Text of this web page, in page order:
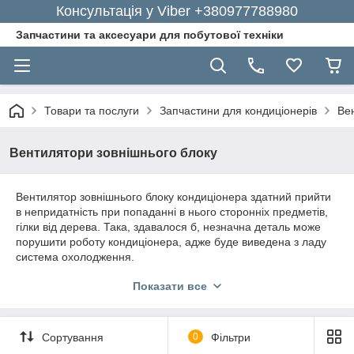
Консультація у Viber +380977788980
Запчастини та аксесуари для побутової техніки
Товари та послуги Запчастини для кондиціонерів
Вентилятори зовнішнього блоку
Вентилятор зовнішнього блоку кондиціонера здатний прийти
в непридатність при попаданні в нього сторонніх предметів,
гілки від дерева. Така, здавалося б, незначна деталь може
порушити роботу кондиціонера, адже буде виведена з ладу
система охолодження.
Вентилятор зовнішнього блоку
кондиціонера – міняємо з легкістю
замену сделать не сложно. Испорченную деталь нужно
Показати все
Сортування 0 Фільтри